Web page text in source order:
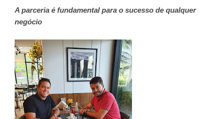
A parceria é fundamental para o sucesso de qualquer
negócio